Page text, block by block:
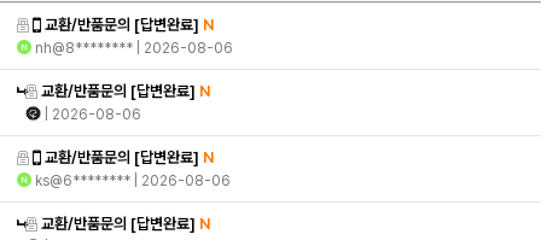
교환/반품문의 [답변완료] N
nh@8******** | 2026-08-06
교환/반품문의 [답변완료] N
| 2026-08-06
교환/반품문의 [답변완료] N
ks@6******** | 2026-08-06
교환/반품문의 [답변완료] N